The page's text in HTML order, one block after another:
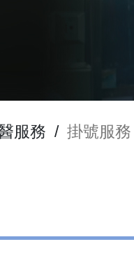
服務 / 掛號服務